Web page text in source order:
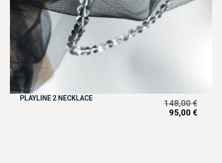
PLAYLINE 2 NECKLACE 148,00€
95,00 €